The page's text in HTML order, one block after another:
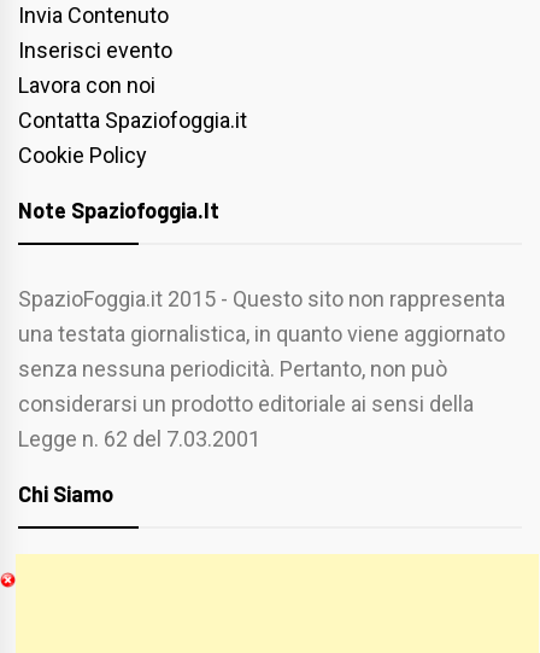
Invia Contenuto
Inserisci evento
Lavora con noi
Contatta Spaziofoggia.it
Cookie Policy
Note Spaziofoggia.it
SpazioFoggia.it 2015 - Questo sito non rappresenta
una testata giornalistica, in quanto viene aggiornato
senza nessuna periodicità. Pertanto, non può
considerarsi un prodotto editoriale ai sensi della
Legge n. 62 del 7.03.2001
Chi Siamo